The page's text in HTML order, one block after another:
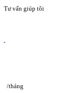
Tư vấn giúp tôi
/tháng